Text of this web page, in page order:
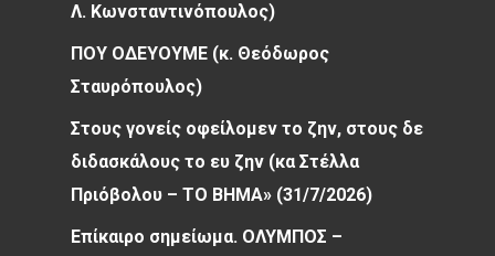
Λ. Κωνσταντινόπουλος)
ΠΟΥ ΟΔΕΥΟΥΜΕ (κ. Θεόδωρος
Σταυρόπουλος)
Στους γονείς οφείλομεν το ζην, στους δε
διδασκάλους το ευ ζην (κα Στέλλα
Πριόβολου – ΤΟ ΒΗΜΑ» (31/7/2026)
Επίκαιρο σημείωμα. ΟΛΥΜΠΟΣ –